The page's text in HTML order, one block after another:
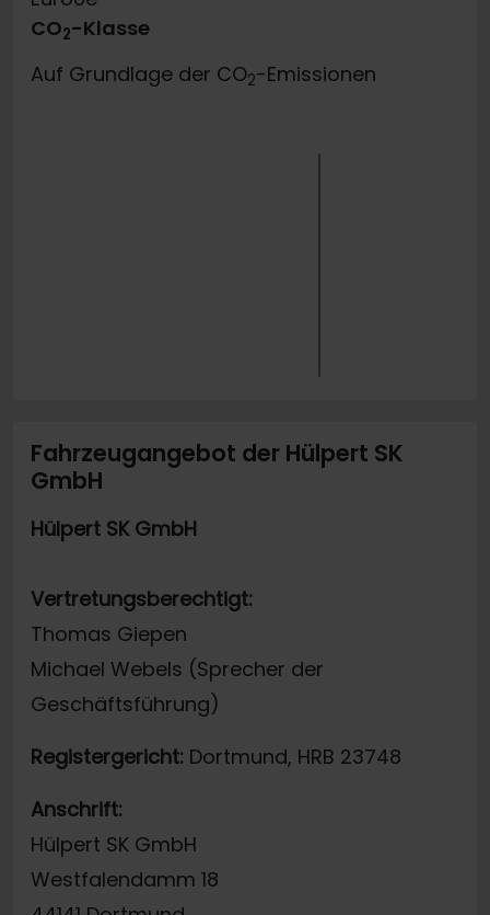
CO2-Klasse
Auf Grundlage der CO2-Emissionen
Fahrzeugangebot der Hülpert SK
GmbH
Hülpert SK GmbH
Vertretungsberechtigt:
Thomas Giepen
Michael Webels (Sprecher der
Geschäftsführung)
Registergericht: Dortmund, HRB 23748
Anschrift:
Hülpert SK GmbH
Westfalendamm 18